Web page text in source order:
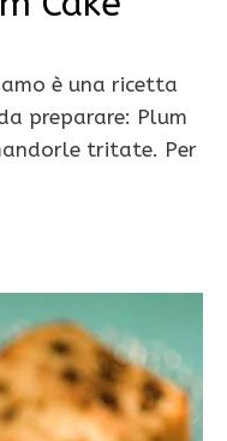
è una ricetta
preparare: Plum
tritate. Per